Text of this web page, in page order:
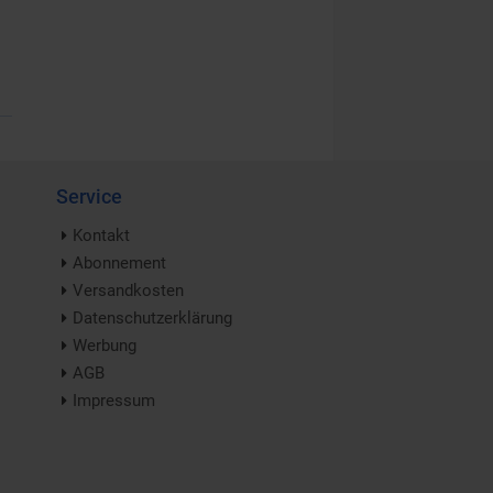
Service
Kontakt
Abonnement
Versandkosten
Datenschutzerklärung
Werbung
AGB
Impressum